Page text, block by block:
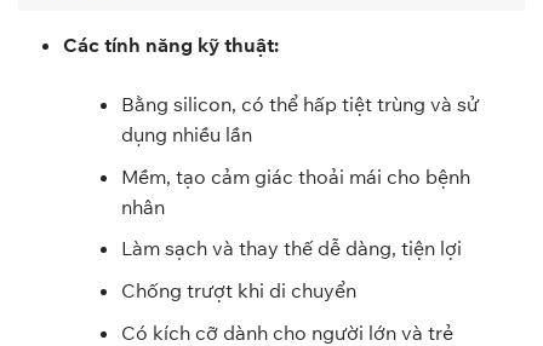
Các tính năng kỹ thuật:
Bằng silicon, có thể hấp tiệt trùng và sử
dụng nhiều lần
Mềm, tạo cảm giác thoải mái cho bệnh
nhân
Làm sạch và thay thế dễ dàng, tiện lợi
Chống trượt khi di chuyển
Có kích cỡ dành cho người lớn và trẻ